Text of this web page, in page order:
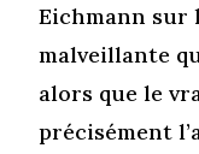
Eichmann sur
malveillante
alors que le
précisément